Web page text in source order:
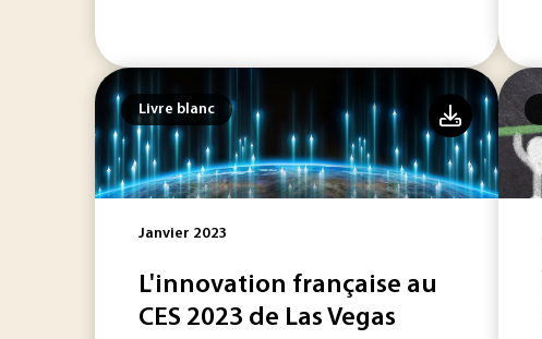
Livre blanc
Janvier 2023
L'innovation française au
CES 2023 de Las Vegas